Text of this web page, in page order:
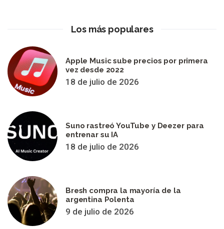
Los más populares
Apple Music sube precios por primera
vez desde 2022
18 de julio de 2026
Suno rastreó YouTube y Deezer para
entrenar su IA
18 de julio de 2026
Bresh compra la mayoría de la
argentina Polenta
9 de julio de 2026